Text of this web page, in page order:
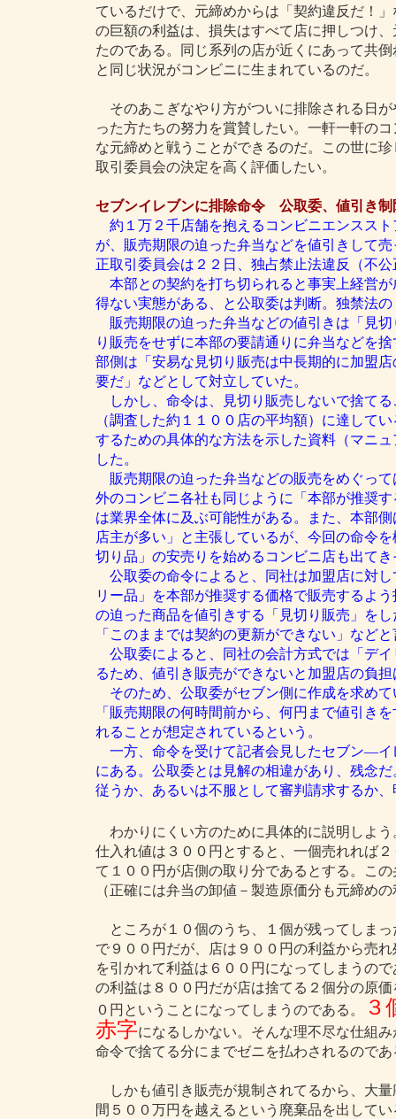
ているだけで、元締めからは「契約違反だ！
の巨額の利益は、損失はすべて店に押しつけ
たのである。同じ系列の店が近くにあって共
と同じ状況がコンビニに生まれているのだ。
そのあこぎなやり方がついに排除される日
った方たちの努力を賞賛したい。一軒一軒の
な元締めと戦うことができるのだ。この世に珍
取引委員会の決定を高く評価したい。
セブンイレブンに排除命令 公取委、値引き制
約１万２千店舗を抱えるコンビニエンスス
が、販売期限の迫った弁当などを値引きして
正取引委員会は２２日、独占禁止法違反（不
本部との契約を打ち切られると事実上経営
得ない実態がある、と公取委は判断。独禁法
販売期限の迫った弁当などの値引きは「見
り販売をせずに本部の要請通りに弁当などを
部側は「安易な見切り販売は中長期的に加盟
要だ」などとして対立していた。
しかし、命令は、見切り販売しないで捨て
（調査した約１１００店の平均額）に達して
するための具体的な方法を示した資料（マニ
した。
販売期限の迫った弁当などの販売をめぐっ
外のコンビニ各社も同じように「本部が推奨
は業界全体に及ぶ可能性がある。また、本部
店主が多い」と主張しているが、今回の命令
切り品」の安売りを始めるコンビニ店も出てき
公取委の命令によると、同社は加盟店に対
リー品」を本部が推奨する価格で販売するよ
の迫った商品を値引きする「見切り販売」を
「このままでは契約の更新ができない」など
公取委によると、同社の会計方式では「デ
るため、値引き販売ができないと加盟店の負
そのため、公取委がセブン側に作成を求め
「販売期限の何時間前から、何円まで値引き
れることが想定されているという。
一方、命令を受けて記者会見したセブン―イ
にある。公取委とは見解の相違があり、残念
従うか、あるいは不服として審判請求するか
わかりにくい方のために具体的に説明しよう
仕入れ値は３００円とすると、一個売れれば
て１００円が店側の取り分であるとする。こ
（正確には弁当の卸値－製造原価分も元締め
ところが１０個のうち、１個が残ってしま
で９００円だが、店は９００円の利益から売
を引かれて利益は６００円になってしまうの
の利益は８００円だが店は捨てる２個分の原
０円ということになってしまうのである。
３
赤字になるしかない。そんな理不尽な仕組
命令で捨てる分にまでゼニを払わされるのであ
しかも値引き販売が規制されてるから、大
間５００万円を越えるという廃棄品を出して